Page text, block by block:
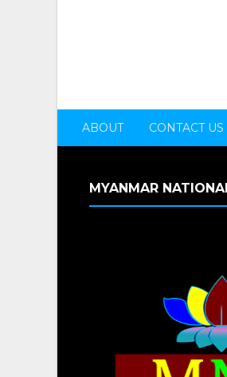
ABOUT CONTACT US
MYANMAR